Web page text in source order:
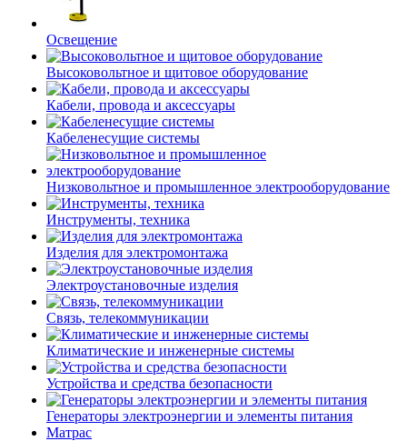
Освещение
Высоковольтное и щитовое оборудование
Кабели, провода и аксессуары
Кабеленесущие системы
Низковольтное и промышленное электрооборудование
Инструменты, техника
Изделия для электромонтажа
Электроустановочные изделия
Связь, телекоммуникации
Климатические и инженерные системы
Устройства и средства безопасности
Генераторы электроэнергии и элементы питания
Матрас